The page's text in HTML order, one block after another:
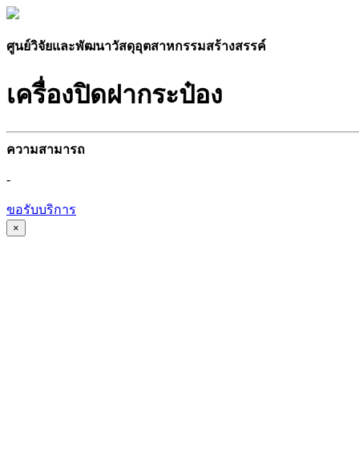
ศูนย์วิจัยและพัฒนาวัสดุอุตสาหกรรมสร้างสรรค์
เครื่องปิดฝากระป๋อง
ความสามารถ
-
ขอรับบริการ
×